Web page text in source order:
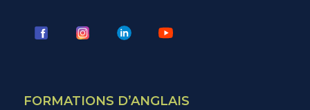
FORMATIONS D’ANGLAIS